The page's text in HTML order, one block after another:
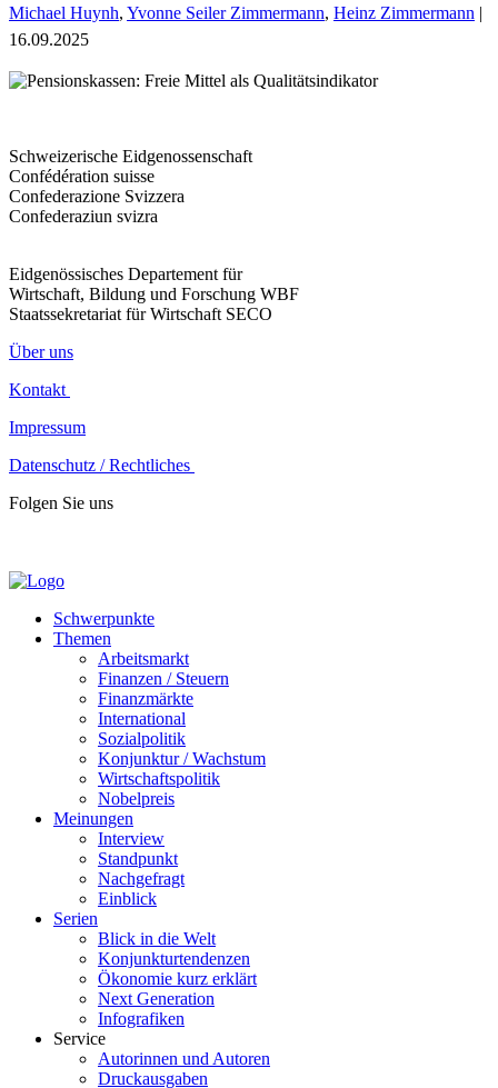
Michael Huynh, Yvonne Seiler Zimmermann, Heinz Zimmermann |
16.09.2025
Schweizerische Eidgenossenschaft
Confédération suisse
Confederazione Svizzera
Confederaziun svizra
Eidgenössisches Departement für
Wirtschaft, Bildung und Forschung WBF
Staatssekretariat für Wirtschaft SECO
Über uns
Kontakt
Impressum
Datenschutz / Rechtliches
Folgen Sie uns
Schwerpunkte
Themen
Arbeitsmarkt
Finanzen / Steuern
Finanzmärkte
International
Sozialpolitik
Konjunktur / Wachstum
Wirtschaftspolitik
Nobelpreis
Meinungen
Interview
Standpunkt
Nachgefragt
Einblick
Serien
Blick in die Welt
Konjunkturtendenzen
Ökonomie kurz erklärt
Next Generation
Infografiken
Service
Autorinnen und Autoren
Druckausgaben